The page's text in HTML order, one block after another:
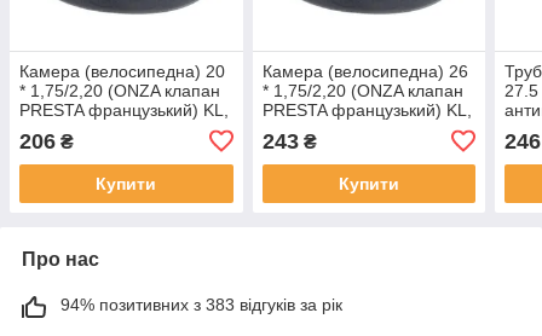
Камера (велосипедна) 20
* 1,75/2,20 (ONZA клапан
PRESTA французький) KL,
206 ₴
Купити
Камера (велосипедна) 26
* 1,75/2,20 (ONZA клапан
PRESTA французький) KL,
243₴
Купити
246
Про нас
94% позитивних з 383 відгуків за рік